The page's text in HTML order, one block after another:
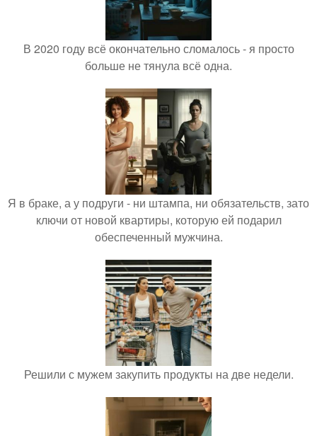
В 2020 году всё окончательно сломалось - я просто
больше не тянула всё одна.
Я в браке, а у подруги - ни штампа, ни обязательств, зато
ключи от новой квартиры, которую ей подарил
обеспеченный мужчина.
Решили с мужем закупить продукты на две недели.